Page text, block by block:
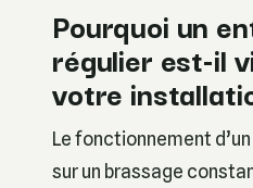
Pourquoi un
régulier est-il
votre
Le fonctionnement
sur un brassage